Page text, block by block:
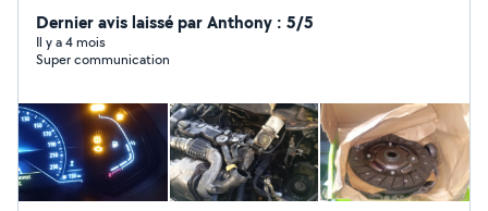
vidange, freins, batterie, filtres, et autres travaux
mécaniques. Travail soigné, prix honnêtes et conseils
transparents. Disponible rapidement avec possibilité de
proposer un service fiable, rapide et de qualité, avec la
satisfaction du client comme priorité. N'hésitez pas à
me contacter pour toute information ou intervention.
Dernier avis laissé par Anthony : 5/5
Il y a 4 mois
Super communication